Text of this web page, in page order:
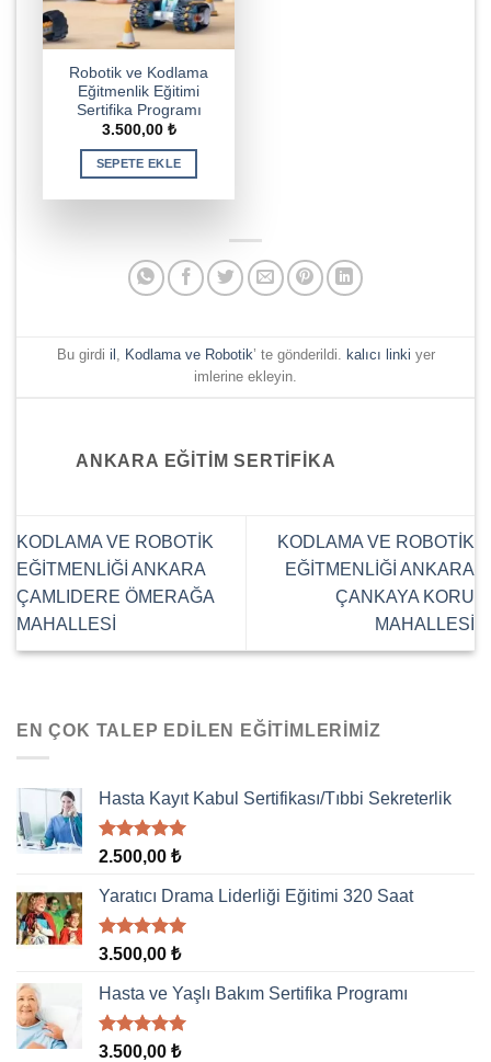
Robotik ve Kodlama
Eğitmenlik Eğitimi
Sertifika Programı
3.500,00 ₺
SEPETE EKLE
Bu girdi il , Kodlama ve Robotik’ te gönderildi. kalıcı linki yer
imlerine ekleyin.
ANKARA EĞITIM SERTIFIKA
KODLAMA VE ROBOTİK
EĞİTMENLİĞİ ANKARA
ÇAMLIDERE ÖMERAĞA
MAHALLESİ
KODLAMA VE ROBOTİK
EĞİTMENLİĞİ ANKARA
ÇANKAYA KORU
MAHALLESİ
EN ÇOK TALEP EDILEN EĞITIMLERIMIZ
Hasta Kayıt Kabul Sertifikası/Tıbbi Sekreterlik
5 üzerinden
aldı
2.500,00 ₺
Yaratıcı Drama Liderliği Eğitimi 320 Saat
5 üzerinden
aldı
3.500,00 ₺
Hasta ve Yaşlı Bakım Sertifika Programı
5 üzerinden
3.500,00 ₺